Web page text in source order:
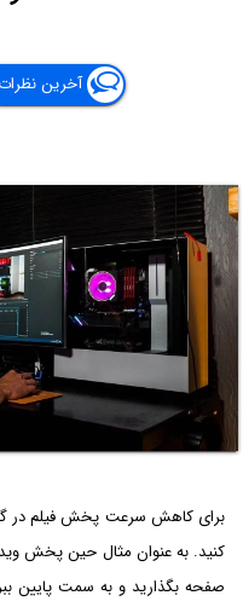
آخرین نظرات
برای کاهش سرعت پخش فیلم در
صفحه بگذارید و به سمت پایین